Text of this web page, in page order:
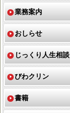
業務案内
おしらせ
じっくり人生相談
びわクリン
書籍